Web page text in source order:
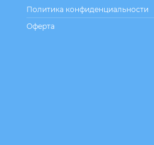
Политика конфиденциальности
Оферта